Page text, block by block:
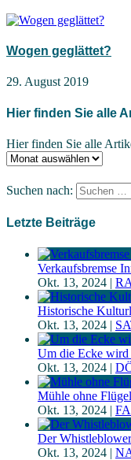
Wogen geglättet?
29. August 2019
Hier finden Sie alle
Hier finden Sie alle
Suchen nach:
Letzte Beiträge
Verkaufsbremse
Okt. 13, 2024 |
Historische
Okt. 13, 2024 |
Um die Ecke wird
Okt. 13, 2024 |
Mühle ohne
Okt. 13, 2024 |
Der
Okt. 13, 2024 |